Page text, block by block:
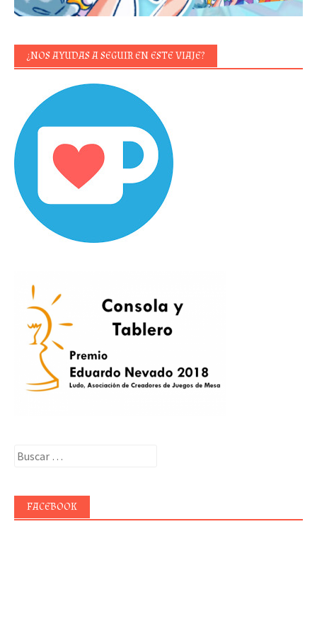
¿NOS AYUDAS A SEGUIR EN ESTE VIAJE?
Buscar:
FACEBOOK